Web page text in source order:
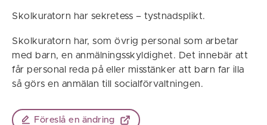
Skolkuratorn har sekretess – tystnadsplikt.
Skolkuratorn har, som övrig personal som arbetar
med barn, en anmälningsskyldighet. Det innebär att
får personal reda på eller misstänker att barn far illa
så görs en anmälan till socialförvaltningen.
Föreslå en ändring